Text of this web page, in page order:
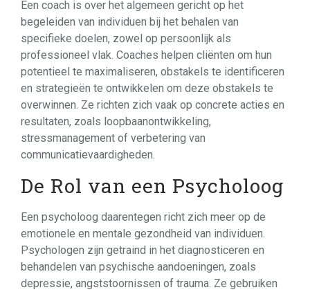
Een coach is over het algemeen gericht op het
begeleiden van individuen bij het behalen van
specifieke doelen, zowel op persoonlijk als
professioneel vlak. Coaches helpen cliënten om hun
potentieel te maximaliseren, obstakels te identificeren
en strategieën te ontwikkelen om deze obstakels te
overwinnen. Ze richten zich vaak op concrete acties en
resultaten, zoals loopbaanontwikkeling,
stressmanagement of verbetering van
communicatievaardigheden.
De Rol van een Psycholoog
Een psycholoog daarentegen richt zich meer op de
emotionele en mentale gezondheid van individuen.
Psychologen zijn getraind in het diagnosticeren en
behandelen van psychische aandoeningen, zoals
depressie, angststoornissen of trauma. Ze gebruiken